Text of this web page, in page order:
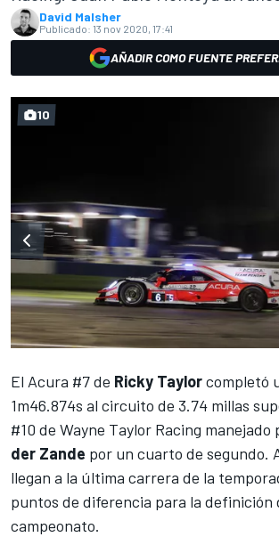
David Malsher
Publicado: 13 nov 2020, 17:41
AÑADIR COMO FUENTE
10
El Acura #7 de Ricky Taylorcompletó
1m46.874s al circuito de 3.74 millas
#10 de Wayne Taylor Racing manejado
der Zande por un cuarto de segundo.
llegan a la última carrera de la
puntos de diferencia para la definición
campeonato.